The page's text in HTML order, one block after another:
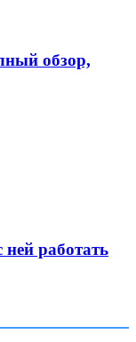
обзор,
ней работать